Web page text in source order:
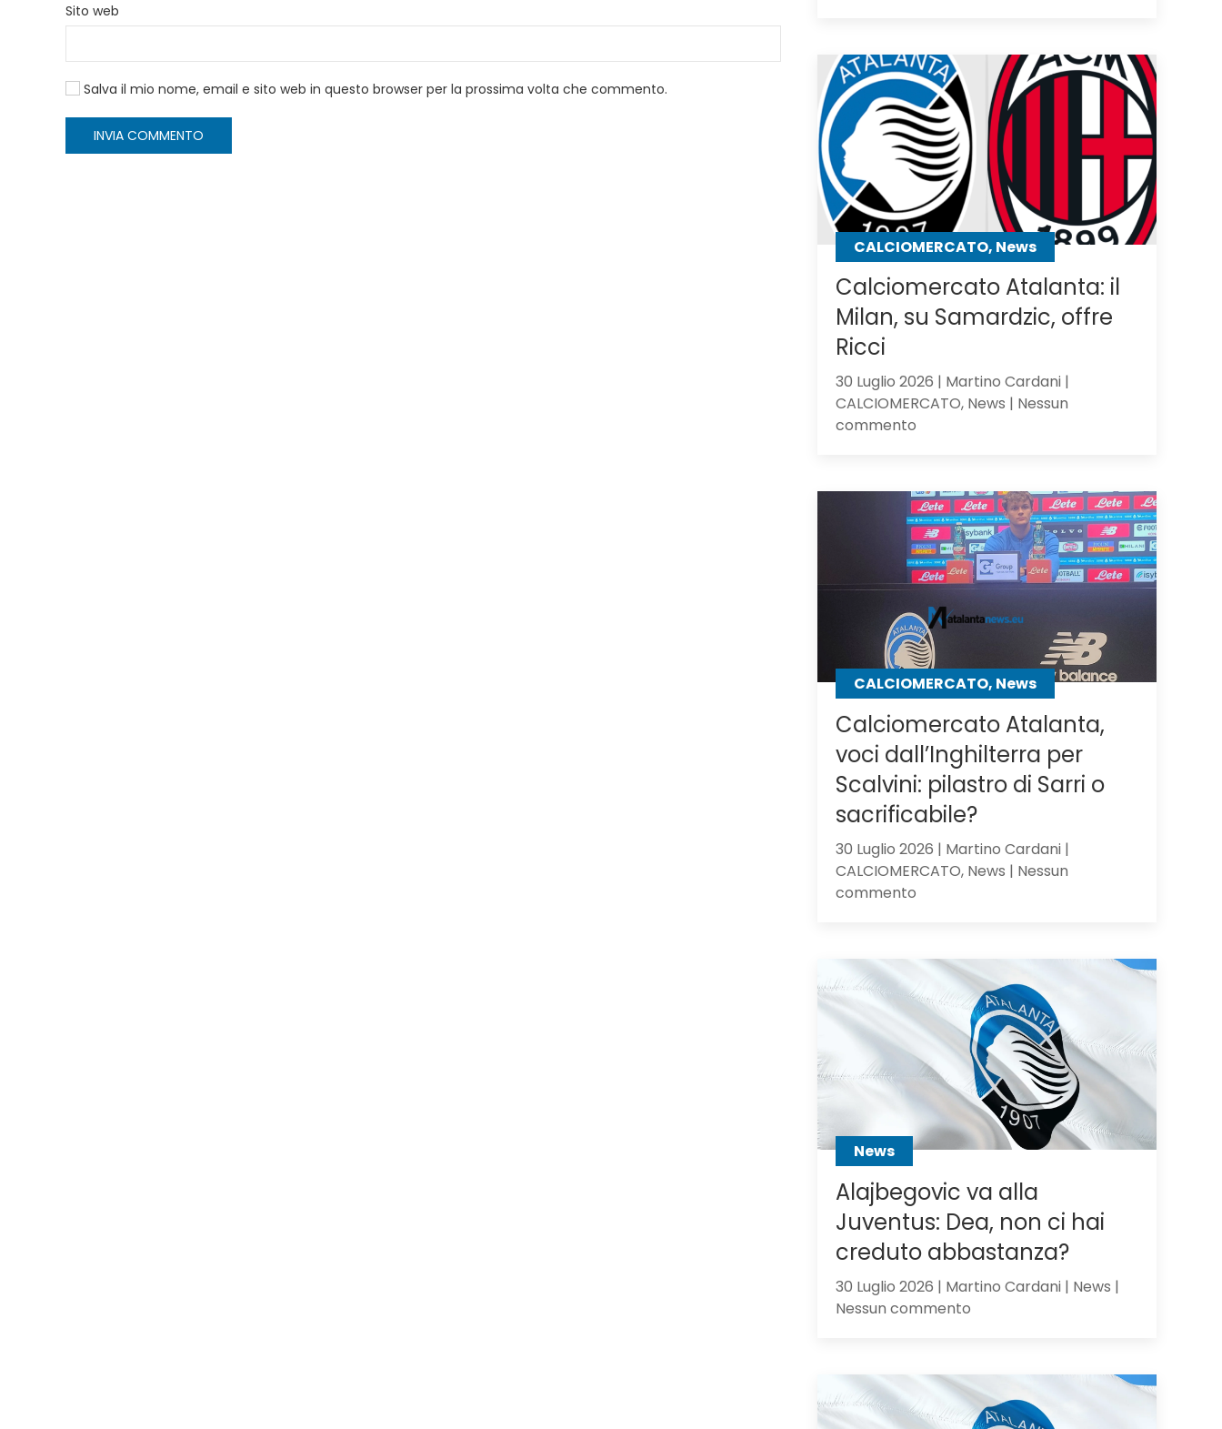
Sito web
Salva il mio nome, email e sito web in questo browser per la prossima volta che commento.
INVIA COMMENTO
di
Sarri,
verso
l’Atalanta:
il
mister
lo
chiama
CALCIOMERCATO, News
Calciomercato Atalanta: il
Milan, su Samardzic, offre
Ricci
30 Luglio 2026 | Martino Cardani |
CALCIOMERCATO, News | Nessun
commentosu
il
Milan,
su
Samardzic,
offre
CALCIOMERCATO, News
Calciomercato Atalanta,
voci dall’Inghilterra per
Scalvini: pilastro di Sarri o
sacrificabile?
30 Luglio 2026 | Martino Cardani |
CALCIOMERCATO, News | Nessun
commentosu
voci
dall’Inghilterra
per
Scalvini:
pilastro
di
Sarri
o
sacrificabile?
News
Alajbegovic va alla
Juventus: Dea, non ci hai
creduto abbastanza?
30 Luglio 2026 | Martino Cardani | News |
Nessun commentosu
alla
Juventus:
Dea,